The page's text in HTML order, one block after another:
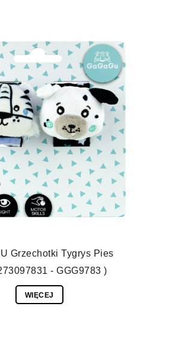
Grzechotki Tygrys Pies
- GGG9783 )
WIĘCEJ